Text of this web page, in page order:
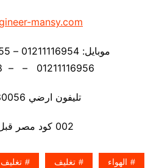
mansy.com
تليفون ارضي 0225880056
002 كود مصر قبل الرقم
الهواء تغليف